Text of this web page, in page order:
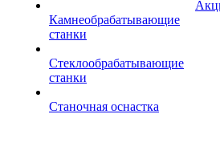
Камнеобрабатывающие
станки
Стеклообрабатывающие
станки
Станочная оснастка